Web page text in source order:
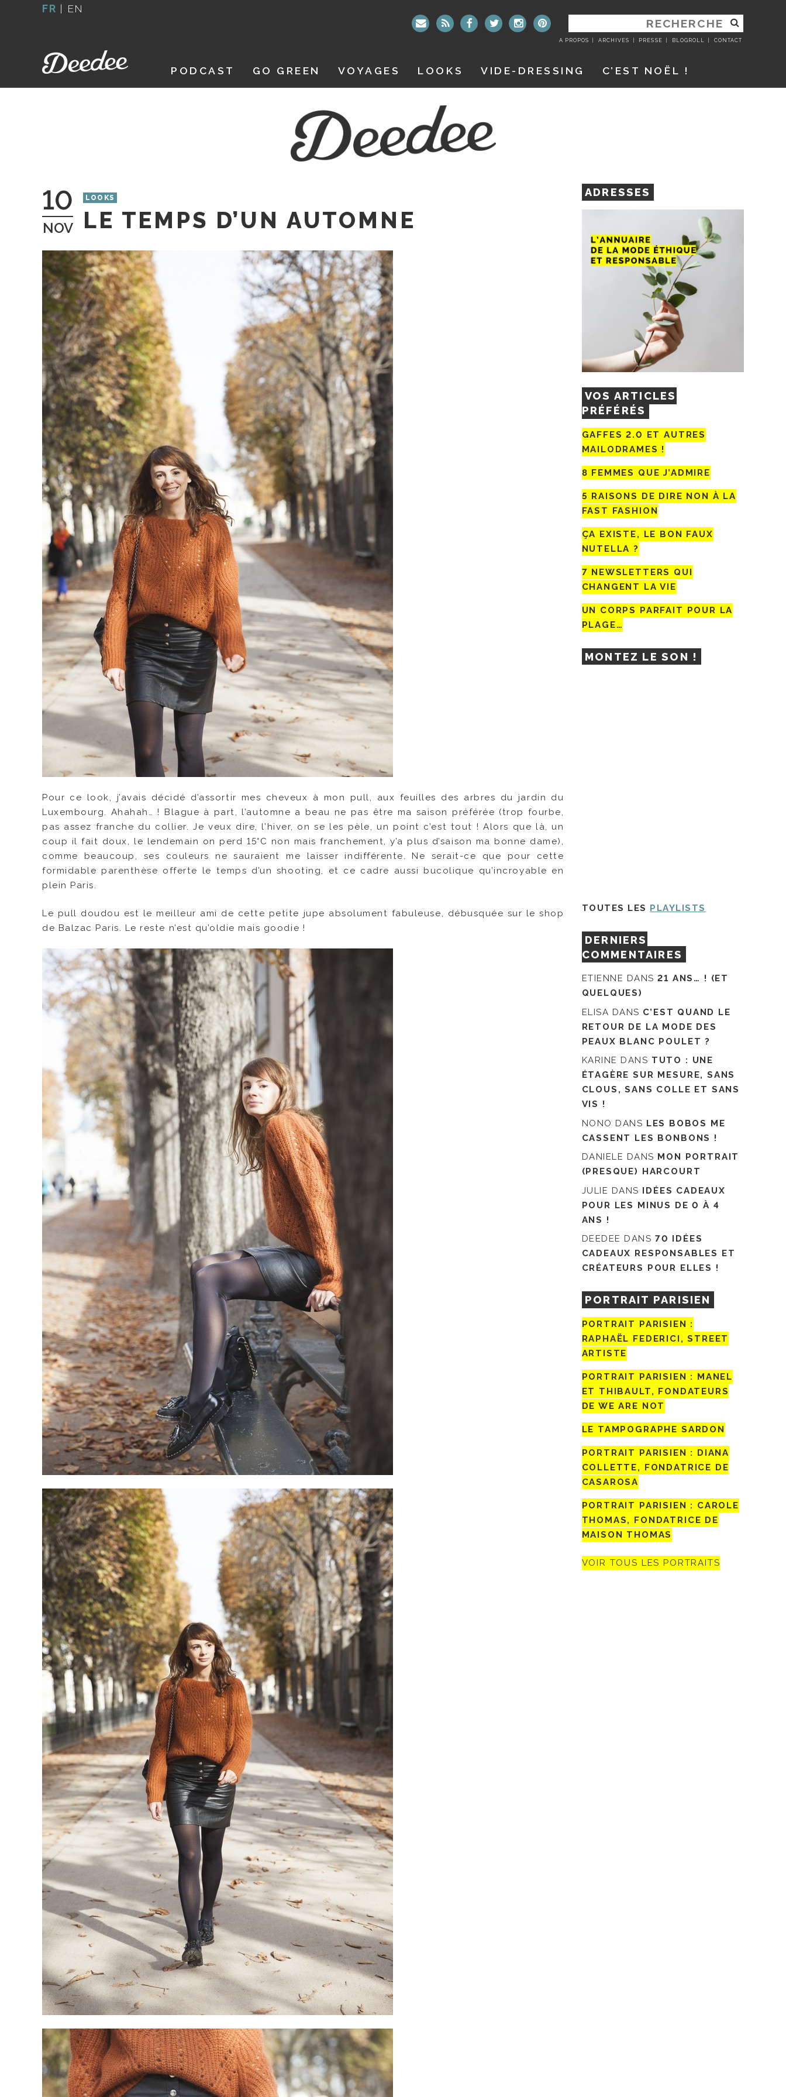
FR | EN
RECHERCHER
:
A PROPOS ARCHIVES PRESSE BLOGROLL CONTACT
PODCAST GO GREEN VOYAGES LOOKS VIDE-DRESSING C’EST NOËL !
10
NOV
LOOKS
LE TEMPS D’UN AUTOMNE
Pour ce look, j’avais décidé d’assortir mes cheveux à mon pull, aux feuilles des arbres du jardin du
Luxembourg. Ahahah… ! Blague à part, l’automne a beau ne pas être ma saison préférée (trop fourbe,
pas assez franche du collier. Je veux dire, l’hiver, on se les pèle, un point c’est tout ! Alors que là, un
coup il fait doux, le lendemain on perd 15°C non mais franchement, y’a plus d’saison ma bonne dame),
comme beaucoup, ses couleurs ne sauraient me laisser indifférente. Ne serait-ce que pour cette
formidable parenthèse offerte le temps d’un shooting, et ce cadre aussi bucolique qu’incroyable en
plein Paris.
Le pull doudou est le meilleur ami de cette petite jupe absolument fabuleuse, débusquée sur le shop
de Balzac Paris. Le reste n’est qu’oldie mais goodie !
ADRESSES
VOS ARTICLES
PRÉFÉRÉS
GAFFES 2.0 ET AUTRES
MAILODRAMES !
8 FEMMES QUE J’ADMIRE
5 RAISONS DE DIRE NON À LA
FAST FASHION
ÇA EXISTE, LE BON FAUX
NUTELLA ?
7 NEWSLETTERS QUI
CHANGENT LA VIE
UN CORPS PARFAIT POUR LA
PLAGE…
MONTEZ LE SON !
TOUTES LES PLAYLISTS
DERNIERS
COMMENTAIRES
ETIENNE DANS21 ANS… ! (ET
QUELQUES)
ELISA DANS C’EST QUAND LE
RETOUR DE LA MODE DES
PEAUX BLANC POULET ?
KARINE DANS TUTO : UNE
ÉTAGÈRE SUR MESURE, SANS
CLOUS, SANS COLLE ET SANS
VIS !
NONO DANS LES BOBOS ME
CASSENT LES BONBONS !
DANIELE DANS MON PORTRAIT
(PRESQUE) HARCOURT
JULIE DANS IDÉES CADEAUX
POUR LES MINUS DE 0 À 4
ANS !
DEEDEE DANS 70 IDÉES
CADEAUX RESPONSABLES ET
CRÉATEURS POUR ELLES !
PORTRAIT PARISIEN
PORTRAIT PARISIEN :
RAPHAËL FEDERICI, STREET
ARTISTE
PORTRAIT PARISIEN : MANEL
ET THIBAULT, FONDATEURS
DE WE ARE NOT
LE TAMPOGRAPHE SARDON
PORTRAIT PARISIEN : DIANA
COLLETTE, FONDATRICE DE
CASAROSA
PORTRAIT PARISIEN : CAROLE
THOMAS, FONDATRICE DE
MAISON THOMAS
VOIR TOUS LES PORTRAITS